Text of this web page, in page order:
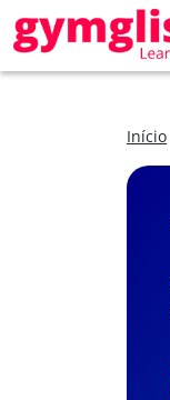
Início